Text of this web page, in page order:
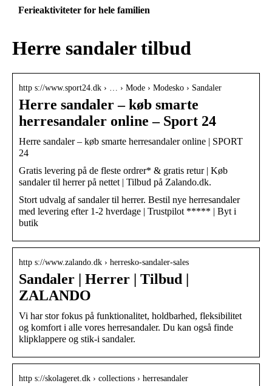
Ferieaktiviteter for hele familien
Herre sandaler tilbud
http s://www.sport24.dk › … › Mode › Modesko › Sandaler
Herre sandaler – køb smarte
herresandaler online – Sport 24
Herre sandaler – køb smarte herresandaler online | SPORT
24
Gratis levering på de fleste ordrer* & gratis retur | Køb
sandaler til herrer på nettet | Tilbud på Zalando.dk.
Stort udvalg af sandaler til herrer. Bestil nye herresandaler
med levering efter 1-2 hverdage | Trustpilot ***** | Byt i
butik
http s://www.zalando.dk › herresko-sandaler-sales
Sandaler | Herrer | Tilbud |
ZALANDO
Vi har stor fokus på funktionalitet, holdbarhed, fleksibilitet
og komfort i alle vores herresandaler. Du kan også finde
klipklappere og stik-i sandaler.
http s://skolageret.dk › collections › herresandaler